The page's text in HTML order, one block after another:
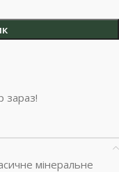
зараз!
мінеральне